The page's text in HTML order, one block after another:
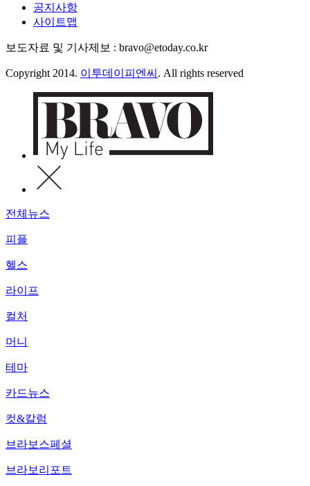
공지사항
사이트맵
보도자료 및 기사제보 : bravo@etoday.co.kr
Copyright 2014. 이투데이피엔씨 . All rights reserved
전체뉴스
피플
헬스
라이프
컬처
머니
테마
카드뉴스
컷&칼럼
브라보스페셜
브라보리포트